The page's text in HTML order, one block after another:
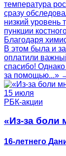
температура
сразу
низкий уровень
пункции
Благодаря
В этом была и
оплатили
спасибо!
за помощью...»
15 июля
РБК-акции
«Из-за боли
16-летнего